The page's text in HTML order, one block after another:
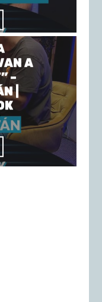
A
–
|